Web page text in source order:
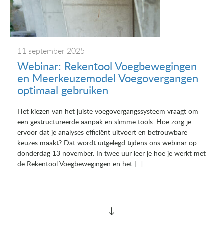
11 september 2025
Webinar: Rekentool Voegbewegingen
en Meerkeuzemodel Voegovergangen
optimaal gebruiken
Het kiezen van het juiste voegovergangssysteem vraagt om
een gestructureerde aanpak en slimme tools. Hoe zorg je
ervoor dat je analyses efficiënt uitvoert en betrouwbare
keuzes maakt? Dat wordt uitgelegd tijdens ons webinar op
donderdag 13 november. In twee uur leer je hoe je werkt met
de Rekentool Voegbewegingen en het [...]